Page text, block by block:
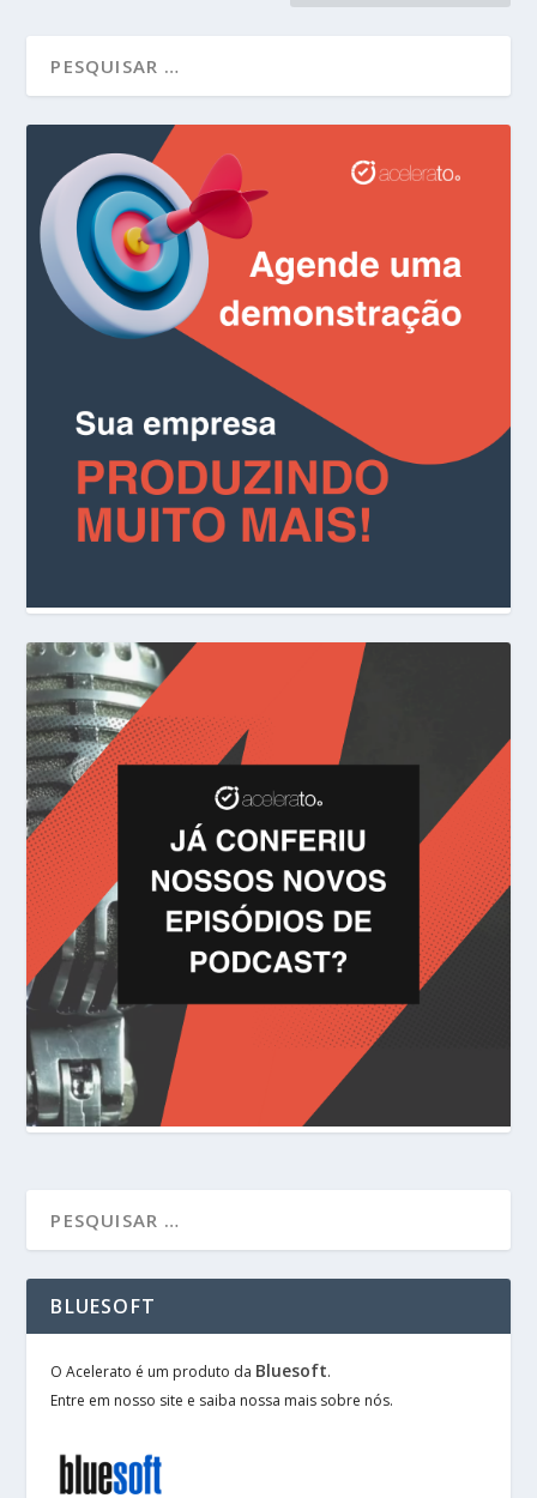
BLUESOFT
O Acelerato é um produto da Bluesoft.
Entre em nosso site e saiba nossa mais sobre nós.